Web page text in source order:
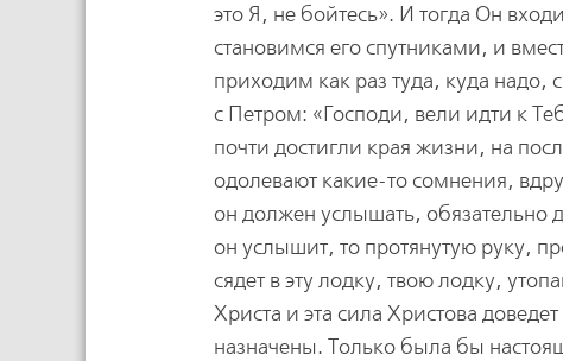
это Я, не бойтесь». И тогда Он
становимся его спутниками, и
приходим как раз туда, куда надо,
с Петром: «Господи, вели идти к
почти достигли края жизни, на
одолевают какие-то сомнения,
он должен услышать, обязательно
он услышит, то протянутую руку,
сядет в эту лодку, твою лодку,
Христа и эта сила Христова
назначены. Только была бы